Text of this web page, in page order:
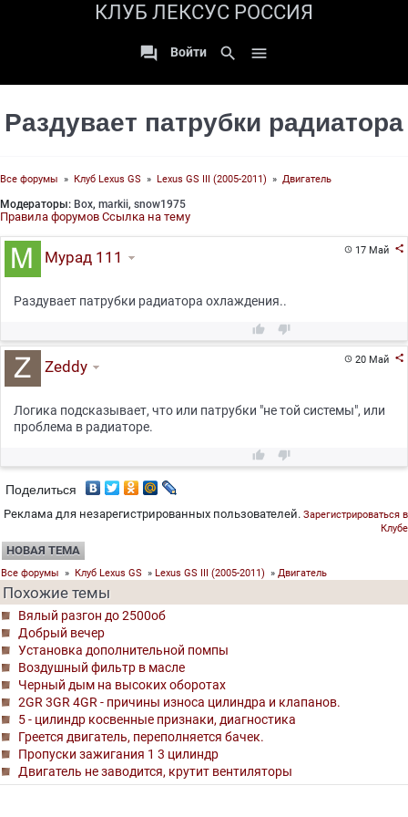
КЛУБ ЛЕКСУС РОССИЯ
 Войти search 
Раздувает патрубки радиатора
Все форумы » Клуб Lexus GS » Lexus GS III (2005-2011) » Двигатель
Модераторы: Box, markii, snow1975
Правила форумов Ссылка на тему
17 Май 
Мурад 111
Раздувает патрубки радиатора охлаждения..
 
20 Май 
Zeddy
Логика подсказывает, что или патрубки "не той системы", или
проблема в радиаторе.
 
Поделиться
Реклама для незарегистрированных пользователей. Зарегистрироваться в
Клубе
НОВАЯ ТЕМА
Все форумы » Клуб Lexus GS » Lexus GS III (2005-2011) » Двигатель
Похожие темы
Вялый разгон до 2500об
Добрый вечер
Установка дополнительной помпы
Воздушный фильтр в масле
Черный дым на высоких оборотах
2GR 3GR 4GR - причины износа цилиндра и клапанов.
5 - цилиндр косвенные признаки, диагностика
Греется двигатель, переполняется бачек.
Пропуски зажигания 1 3 цилиндр
Двигатель не заводится, крутит вентиляторы